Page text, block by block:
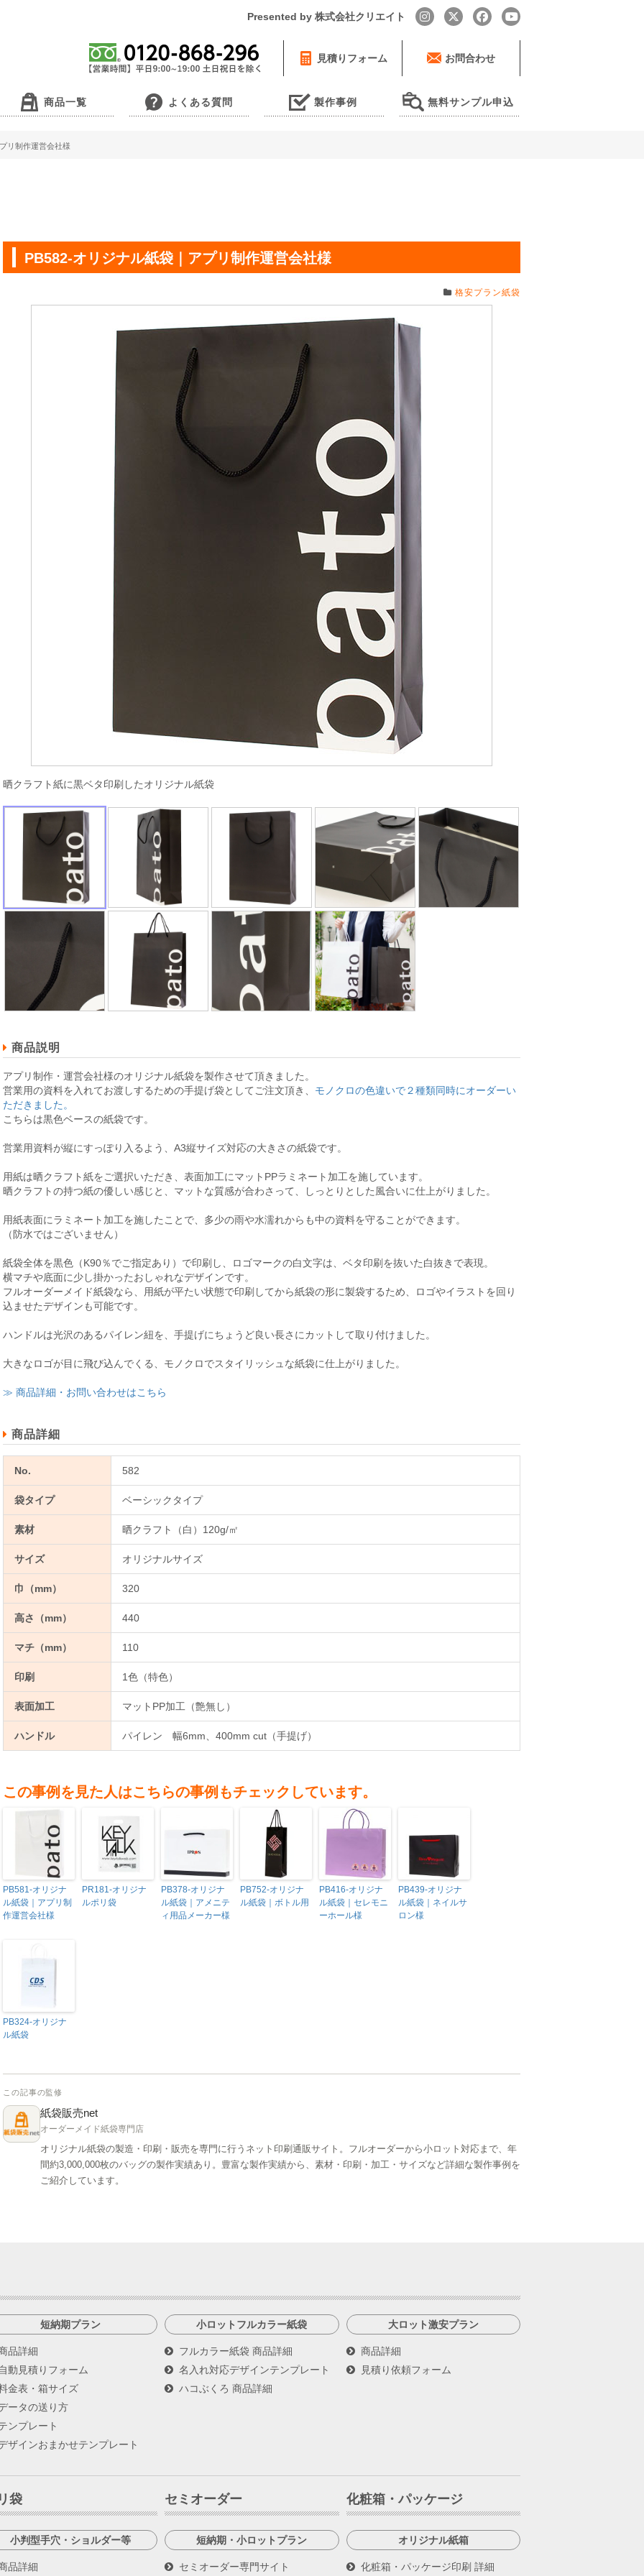
Presented by 株式会社クリエイト
見積りフォーム お問合わせ
商品一覧 よくある質問 製作事例 無料サンプル申込
リ制作運営会社様
PB582-オリジナル紙袋｜アプリ制作運営会社様
格安プラン紙袋
晒クラフト紙に黒ベタ印刷したオリジナル紙袋
商品説明
アプリ制作・運営会社様のオリジナル紙袋を製作させて頂きました。
営業用の資料を入れてお渡しするための手提げ袋としてご注文頂き、 モノクロの色違いで２種類同時にオーダーい
ただきました。
こちらは黒色ベースの紙袋です。
営業用資料が縦にすっぽり入るよう、A3縦サイズ対応の大きさの紙袋です。
用紙は晒クラフト紙をご選択いただき、表面加工にマットPPラミネート加工を施しています。
晒クラフトの持つ紙の優しい感じと、マットな質感が合わさって、しっとりとした風合いに仕上がりました。
用紙表面にラミネート加工を施したことで、多少の雨や水濡れからも中の資料を守ることができます。
（防水ではございません）
紙袋全体を黒色（K90％でご指定あり）で印刷し、ロゴマークの白文字は、ベタ印刷を抜いた白抜きで表現。
横マチや底面に少し掛かったおしゃれなデザインです。
フルオーダーメイド紙袋なら、用紙が平たい状態で印刷してから紙袋の形に製袋するため、ロゴやイラストを回り
込ませたデザインも可能です。
ハンドルは光沢のあるパイレン紐を、手提げにちょうど良い長さにカットして取り付けました。
大きなロゴが目に飛び込んでくる、モノクロでスタイリッシュな紙袋に仕上がりました。
≫ 商品詳細・お問い合わせはこちら
商品詳細
No. 582
袋タイプ ベーシックタイプ
素材 晒クラフト（白）120g/㎡
サイズ オリジナルサイズ
巾（mm） 320
高さ（mm） 440
マチ（mm） 110
印刷 1色（特色）
表面加工 マットPP加工（艶無し）
ハンドル パイレン 幅6mm、400mm cut（手提げ）
この事例を見た人はこちらの事例もチェックしています。
PB581-オリジナ
ル紙袋｜アプリ制
作運営会社様
PR181-オリジナ
ルポリ袋
PB378-オリジナ
ル紙袋｜アメニテ
ィ用品メーカー様
PB752-オリジナ
ル紙袋｜ボトル用
PB416-オリジナ
ル紙袋｜セレモニ
ーホール様
PB439-オリジナ
ル紙袋｜ネイルサ
ロン様
PB324-オリジナ
ル紙袋
この記事の監修
紙袋販売net
オーダーメイド紙袋専門店
オリジナル紙袋の製造・印刷・販売を専門に行うネット印刷通販サイト。フルオーダーから小ロット対応まで、年
間約3,000,000枚のバッグの製作実績あり。豊富な製作実績から、素材・印刷・加工・サイズなど詳細な製作事例を
ご紹介しています。
短納期プラン
品詳細
動見積りフォーム
金表・箱サイズ
ータの送り方
ンプレート
ザインおまかせテンプレート
小ロットフルカラー紙袋
フルカラー紙袋 商品詳細
名入れ対応デザインテンプレート
ハコぶくろ 商品詳細
大ロット激安プラン
商品詳細
見積り依頼フォーム
袋
小判型手穴・ショルダー等
品詳細
セミオーダー
短納期・小ロットプラン
セミオーダー専門サイト
化粧箱・パッケージ
オリジナル紙箱
化粧箱・パッケージ印刷 詳細